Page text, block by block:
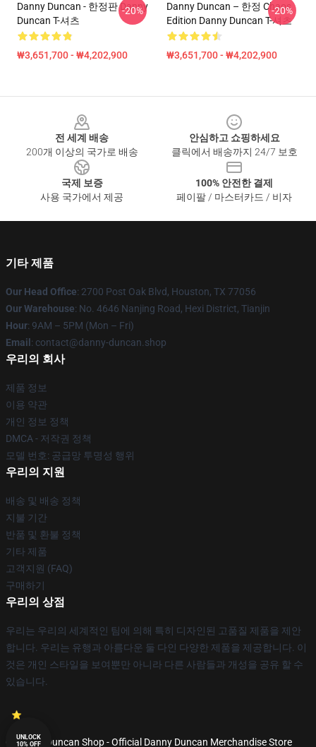
Danny Duncan - 한정판 Danny
Duncan T-셔츠
₩3,651,700 - ₩4,202,900
-20%
Danny Duncan – 한정 Chaos
Edition Danny Duncan T-셔츠
₩3,651,700 - ₩4,202,900
-20%
전 세계 배송
200개 이상의 국가로 배송
안심하고 쇼핑하세요
클릭에서 배송까지 24/7 보호
국제 보증
사용 국가에서 제공
100% 안전한 결제
페이팔 / 마스터카드 / 비자
기타 제품
Our Head Office: 2700 Post Oak Blvd, Houston, TX 77056
Our Warehouse: No. 4646 Nanjing Road, Hexi District, Tianjin
Hour: 9AM – 5PM (Mon – Fri)
Email : contact@danny-duncan.shop
우리의 회사
제품 정보
이용 약관
개인 정보 정책
DMCA - 저작권 정책
모델 번호: 공급망 투명성 행위
우리의 지원
배송 및 배송 정책
지불 기간
반품 및 환불 정책
기타 제품
고객지원 (FAQ)
구매하기
우리의 상점
우리는 우리의 세계적인 팀에 의해 특히 디자인된 고품질 제품을 제안
합니다. 우리는 유행과 아름다운 둘 다인 다양한 제품을 제공합니다. 이
것은 개인 스타일을 보여뿐만 아니라 다른 사람들과 개성을 공유 할 수
있습니다.
© Danny Duncan Shop - Official Danny Duncan Merchandise Store
UNLOCK
10% OFF